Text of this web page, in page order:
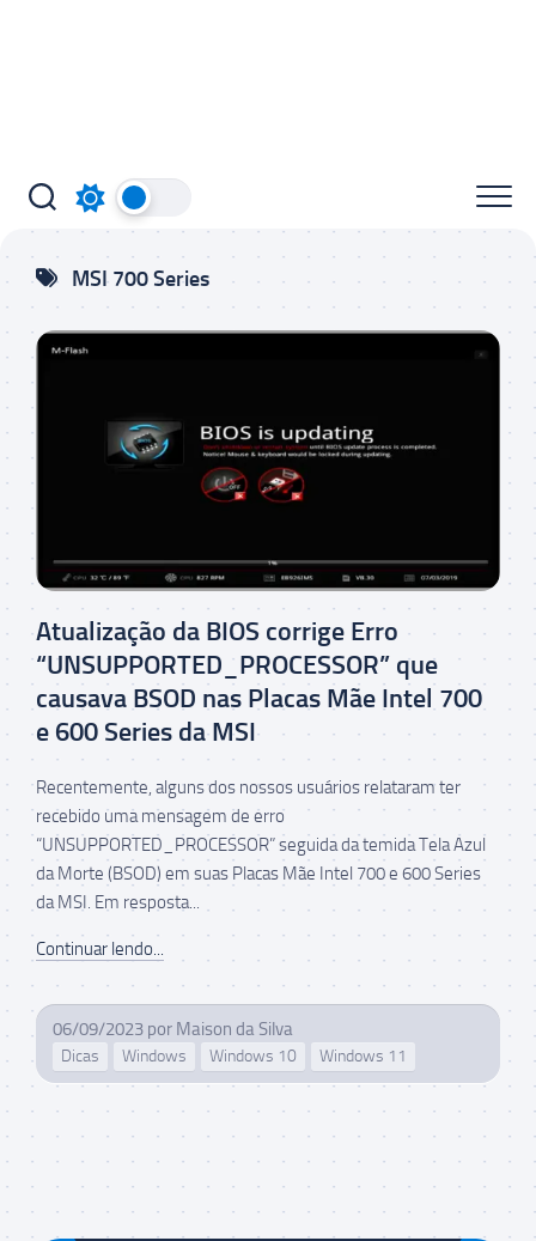
MSI 700 Series
Atualização da BIOS corrige Erro
“UNSUPPORTED_PROCESSOR” que
causava BSOD nas Placas Mãe Intel 700
e 600 Series da MSI
Recentemente, alguns dos nossos usuários relataram ter
recebido uma mensagem de erro
“UNSUPPORTED_PROCESSOR” seguida da temida Tela Azul
da Morte (BSOD) em suas Placas Mãe Intel 700 e 600 Series
da MSI. Em resposta...
Continuar lendo...
06/09/2023 por Maison da Silva
Dicas Windows Windows 10 Windows 11